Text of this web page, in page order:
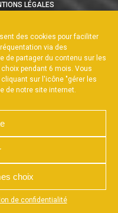
des cookies pour faciliter
via des
de partager du contenu sur les
pendant 6 mois. Vous
sur l'icône "gérer les
de notre site internet.
choix
de confidentialité
votre
LÉGALES
WEB A3WEB